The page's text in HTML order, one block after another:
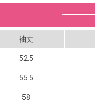
袖丈
52.5
55.5
58